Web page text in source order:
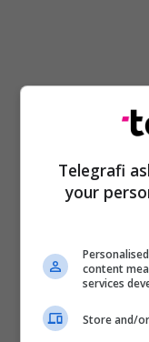
Arsenal
Aston Villa
Telegrafi
your
content
services
Store and/